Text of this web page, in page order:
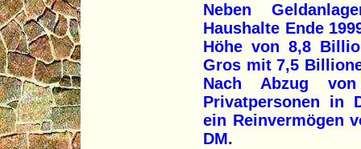
Neben
Haushalte Ende
Höhe von 8,8
Gros mit 7,5
Nach Abzug
Privatpersonen in
ein Reinvermögen
DM.